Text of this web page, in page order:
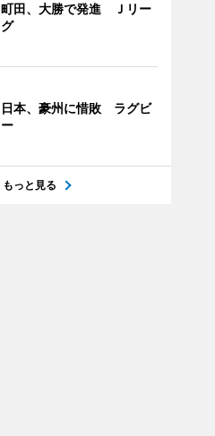
町田、大勝で発進 Ｊリー
グ
日本、豪州に惜敗 ラグビ
ー
もっと見る